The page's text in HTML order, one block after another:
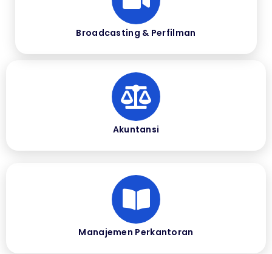
Broadcasting & Perfilman
Akuntansi
Manajemen Perkantoran